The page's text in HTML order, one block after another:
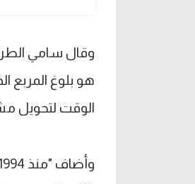
وقال سامي
هو بلوغ المربع
الوقت لتحويل